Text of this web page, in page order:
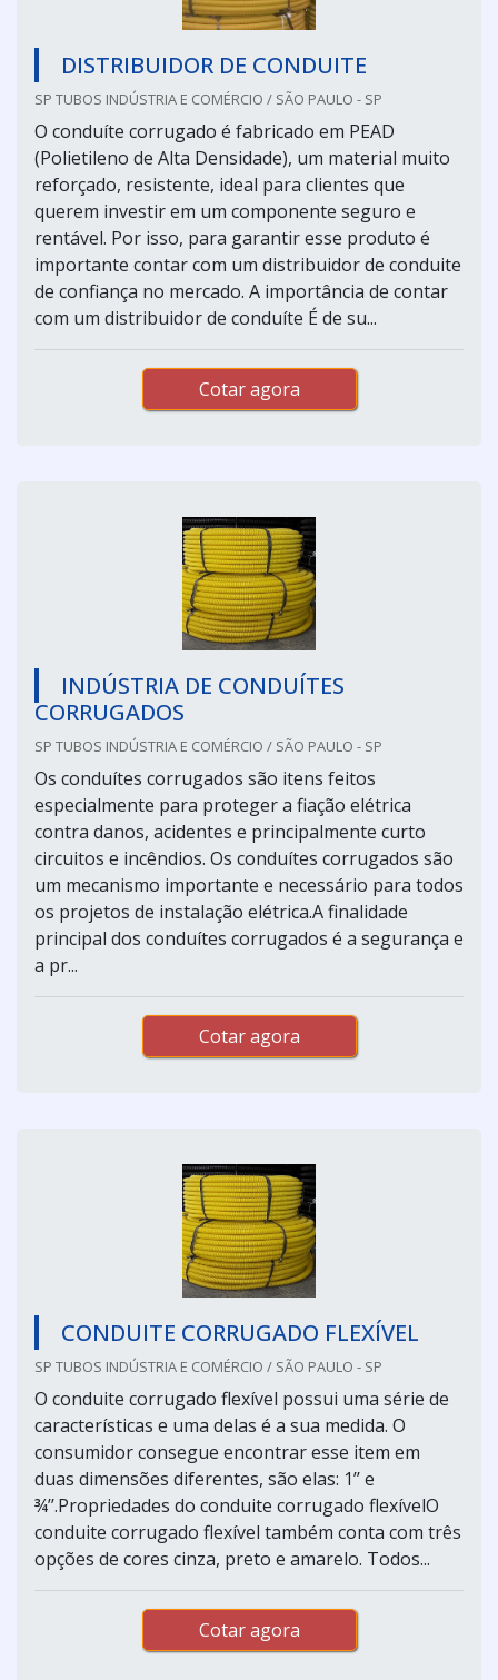
DISTRIBUIDOR DE CONDUITE
SP TUBOS INDÚSTRIA E COMÉRCIO / SÃO PAULO - SP
O conduíte corrugado é fabricado em PEAD
(Polietileno de Alta Densidade), um material muito
reforçado, resistente, ideal para clientes que
querem investir em um componente seguro e
rentável. Por isso, para garantir esse produto é
importante contar com um distribuidor de conduite
de confiança no mercado. A importância de contar
com um distribuidor de conduíte É de su...
Cotar agora
INDÚSTRIA DE CONDUÍTES
CORRUGADOS
SP TUBOS INDÚSTRIA E COMÉRCIO / SÃO PAULO - SP
Os conduítes corrugados são itens feitos
especialmente para proteger a fiação elétrica
contra danos, acidentes e principalmente curto
circuitos e incêndios. Os conduítes corrugados são
um mecanismo importante e necessário para todos
os projetos de instalação elétrica.A finalidade
principal dos conduítes corrugados é a segurança e
a pr...
Cotar agora
CONDUITE CORRUGADO FLEXÍVEL
SP TUBOS INDÚSTRIA E COMÉRCIO / SÃO PAULO - SP
O conduite corrugado flexível possui uma série de
características e uma delas é a sua medida. O
consumidor consegue encontrar esse item em
duas dimensões diferentes, são elas: 1’’ e
¾’’.Propriedades do conduite corrugado flexívelO
conduite corrugado flexível também conta com três
opções de cores cinza, preto e amarelo. Todos...
Cotar agora